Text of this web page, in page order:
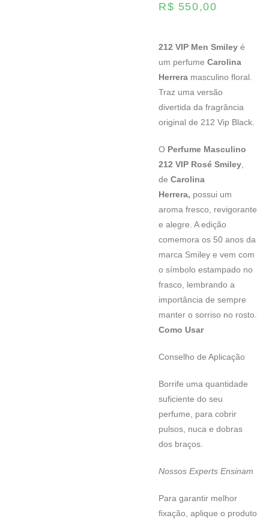
R$ 550,00
212 VIP Men Smiley é
um perfume Carolina
Herrera masculino floral.
Traz uma versão
divertida da fragrância
original de 212 Vip Black.
O Perfume Masculino
212 VIP Rosé Smiley
de Carolina
Herrera, possui um
aroma fresco, revigorante
e alegre. A edição
comemora os 50 anos da
marca Smiley e vem com
o símbolo estampado no
frasco, lembrando a
importância de sempre
manter o sorriso no rosto.
Como Usar
Conselho de Aplicação
Borrife uma quantidade
suficiente do seu
perfume, para cobrir
pulsos, nuca e dobras
dos braços.
Nossos Experts Ensinam
Para garantir melhor
fixação, aplique o produto